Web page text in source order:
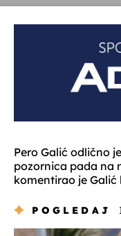
Pero Galić odlično
pozornica pada na
komentirao je
POGLEDAJ